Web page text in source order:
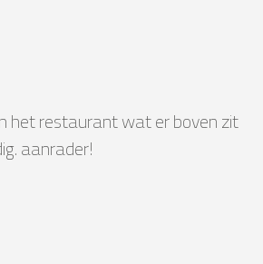
het restaurant wat er boven zit
aanrader!